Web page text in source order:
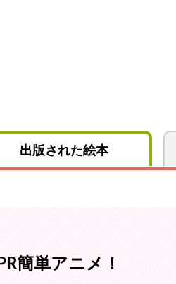
出版された絵本
簡単アニメ！